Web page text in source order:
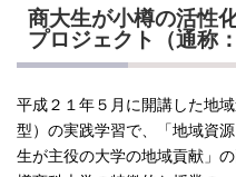
商大生が小樽の活性
プロジェクト（通称
平成２１年５月に開講した地
型）の実践学習で、「地域資
生が主役の大学の地域貢献」